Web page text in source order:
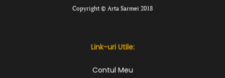
Copyright © Arta Sarmei 2018
Link-uri Utile:
Contul Meu